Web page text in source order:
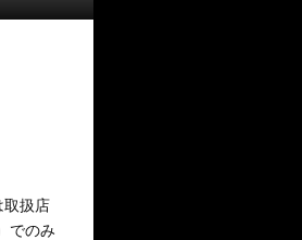
取扱店
でのみ